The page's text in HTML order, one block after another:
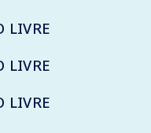
LIVRE
LIVRE
LIVRE